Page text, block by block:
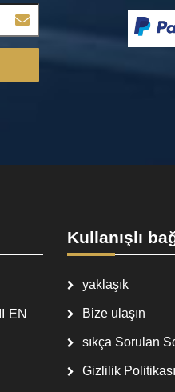
EN
Kullanışlı
yaklaşık
Bize ulaşın
sıkça Sorulan
Gizlilik Politikası